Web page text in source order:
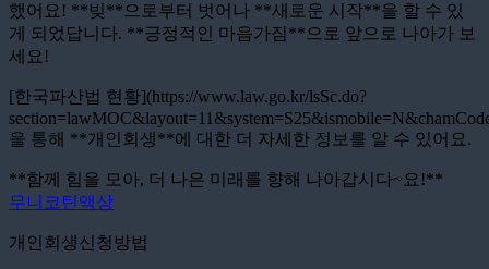
했어요! **빚**으로부터 벗어나 **새로운 시작**을 할 수 있
게 되었답니다. **긍정적인 마음가짐**으로 앞으로 나아가 보
세요!
[한국파산법 현황](https://www.law.go.kr/lsSc.do?
을 통해 **개인회생**에 대한 더 자세한 정보를 알 수 있어요.
**함께 힘을 모아, 더 나은 미래를 향해 나아갑시다~요!**
무니코틴액상
개인회생신청방법